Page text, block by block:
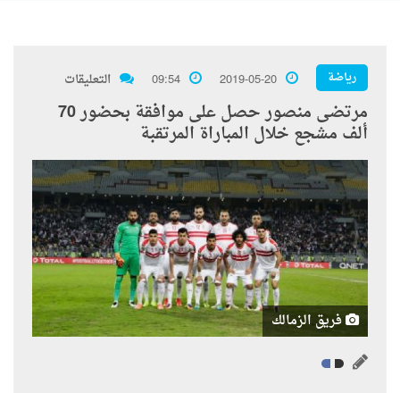
رياضة 2019-05-20
09:54 التعليقات
مرتضى منصور حصل على موافقة بحضور 70
ألف مشجع خلال المباراة المرتقبة
فريق الزمالك